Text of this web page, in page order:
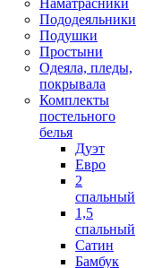
Наматрасники
Пододеяльники
Подушки
Простыни
Одеяла, пледы,
покрывала
Комплекты
постельного
белья
Дуэт
Евро
2
спальный
1,5
спальный
Сатин
Бамбук